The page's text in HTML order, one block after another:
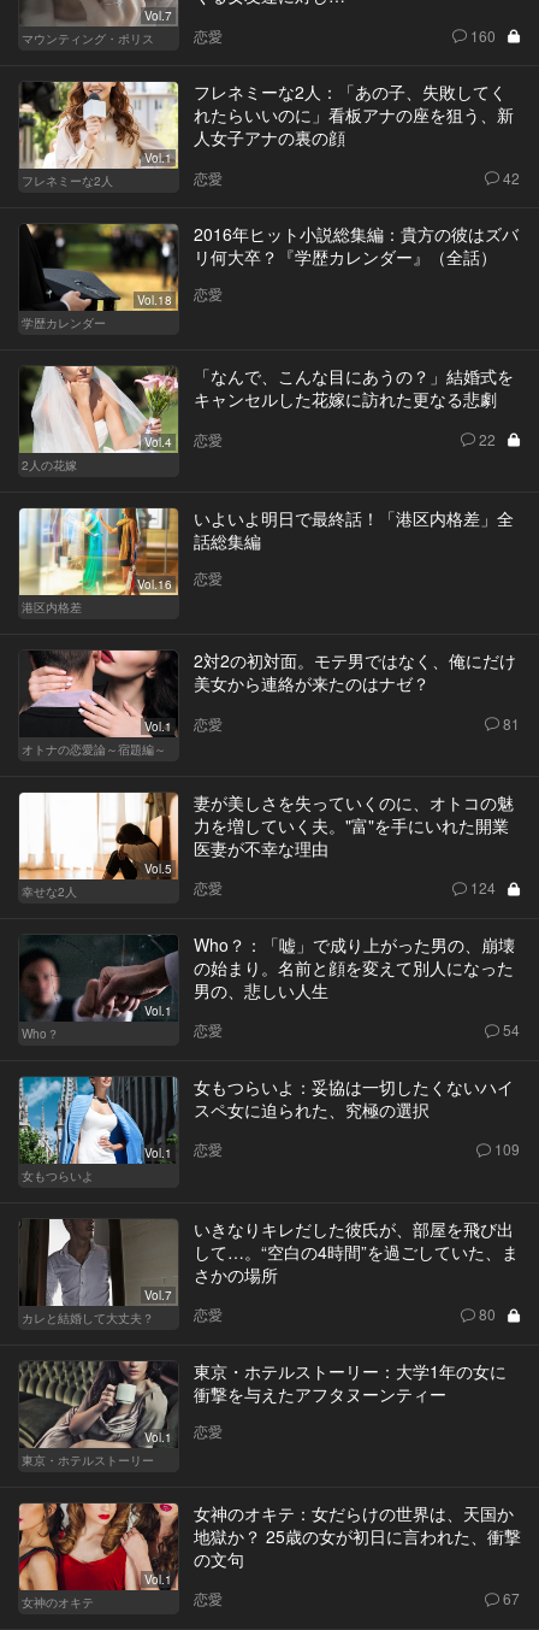
Vol.7
マウンティング・ポリス
恋愛 160
Vol.1
フレネミーな2人
フレネミーな2人：「あの子、失敗してく
れたらいいのに」看板アナの座を狙う、新
人女子アナの裏の顔
恋愛 42
Vol.18
学歴カレンダー
2016年ヒット小説総集編：貴方の彼はズバ
リ何大卒？『学歴カレンダー』（全話）
恋愛
Vol.4
2人の花嫁
「なんで、こんな目にあうの？」結婚式を
キャンセルした花嫁に訪れた更なる悲劇
恋愛 22
Vol.16
港区内格差
いよいよ明日で最終話！「港区内格差」全
話総集編
恋愛
Vol.1
オトナの恋愛論～宿題編～
2対2の初対面。モテ男ではなく、俺にだけ
美女から連絡が来たのはナゼ？
恋愛 81
Vol.5
幸せな2人
妻が美しさを失っていくのに、オトコの魅
力を増していく夫。"富"を手にいれた開業
医妻が不幸な理由
恋愛 124
Vol.1
Who？
Who？：「嘘」で成り上がった男の、崩壊
の始まり。名前と顔を変えて別人になった
男の、悲しい人生
恋愛 54
Vol.1
女もつらいよ
女もつらいよ：妥協は一切したくないハイ
スペ女に迫られた、究極の選択
恋愛 109
Vol.7
カレと結婚して大丈夫？
いきなりキレだした彼氏が、部屋を飛び出
して…。“空白の4時間”を過ごしていた、ま
さかの場所
恋愛 80
Vol.1
東京・ホテルストーリー
東京・ホテルストーリー：大学1年の女に
衝撃を与えたアフタヌーンティー
恋愛
Vol.1
女神のオキテ
女神のオキテ：女だらけの世界は、天国か
地獄か？ 25歳の女が初日に言われた、衝撃
の文句
恋愛 67